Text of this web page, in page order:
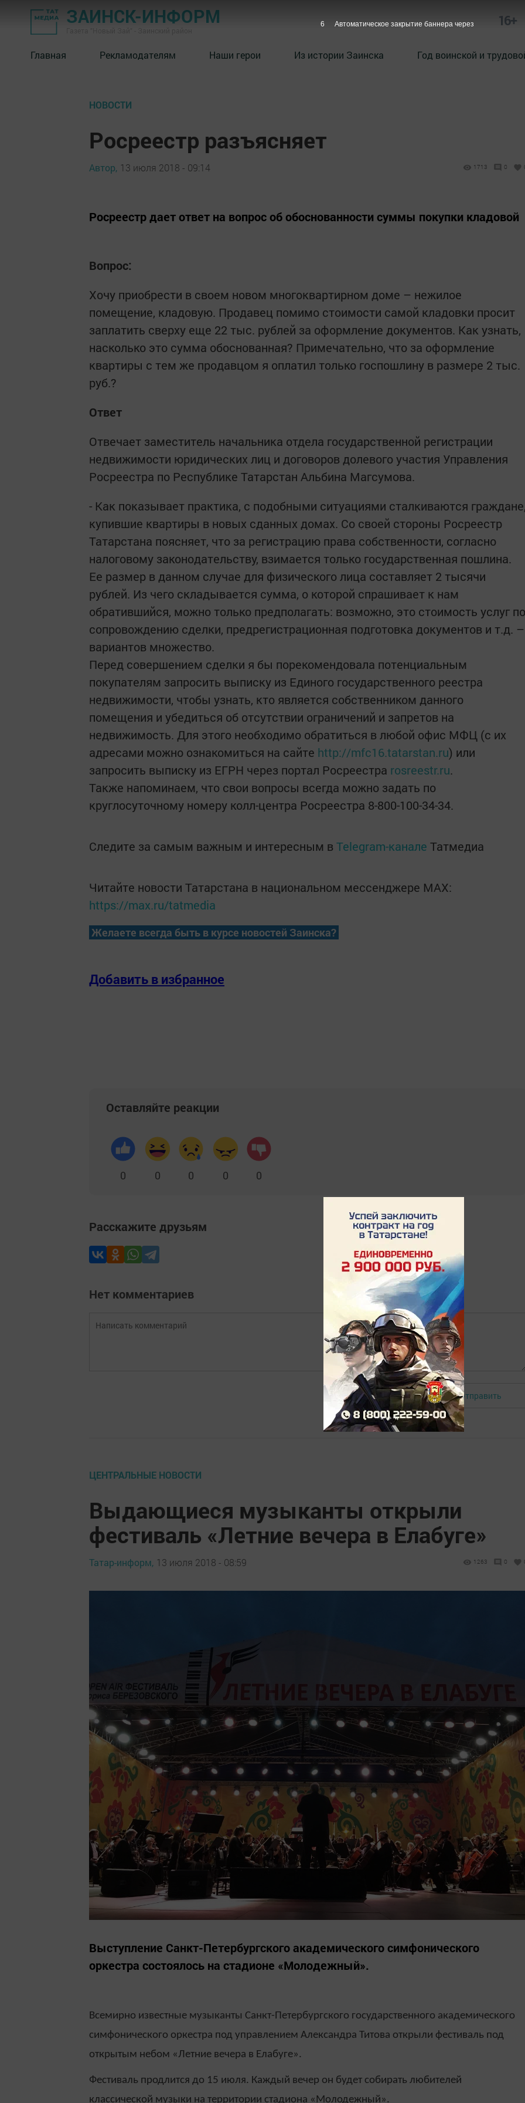
ЗАИНСК-ИНФОРМ 16+
Главная Рекламодателям Наши герои Из истории Заинска Год воинской и
НОВОСТИ
Росреестр разъясняет
Автор, 13 июля 2018 - 09:14 1713 0
Росреестр дает ответ на вопрос об обоснованности суммы покупки кладовой
Вопрос:
Хочу приобрести в своем новом многоквартирном доме – нежилое
помещение, кладовую. Продавец помимо стоимости самой кладовки просит
заплатить сверху еще 22 тыс. рублей за оформление документов. Как узнать,
насколько это сумма обоснованная? Примечательно, что за оформление
квартиры с тем же продавцом я оплатил только госпошлину в размере 2 тыс.
руб.?
Ответ
Отвечает заместитель начальника отдела государственной регистрации
недвижимости юридических лиц и договоров долевого участия Управления
Росреестра по Республике Татарстан Альбина Магсумова.
- Как показывает практика, с подобными ситуациями сталкиваются
купившие квартиры в новых сданных домах. Со своей стороны Росреестр
Татарстана поясняет, что за регистрацию права собственности, согласно
налоговому законодательству, взимается только государственная пошлина.
Ее размер в данном случае для физического лица составляет 2 тысячи
рублей. Из чего складывается сумма, о которой спрашивает к нам
обратившийся, можно только предполагать: возможно, это стоимость услуг по
сопровождению сделки, предрегистрационная подготовка документов и т.д. –
вариантов множество.
Перед совершением сделки я бы порекомендовала потенциальным
покупателям запросить выписку из Единого государственного реестра
недвижимости, чтобы узнать, кто является собственником данного
помещения и убедиться об отсутствии ограничений и запретов на
недвижимость. Для этого необходимо обратиться в любой офис МФЦ (с их
адресами можно ознакомиться на сайте http://mfc16.tatarstan.ru) или
запросить выписку из ЕГРН через портал Росреестра rosreestr.ru.
Также напоминаем, что свои вопросы всегда можно задать по
круглосуточному номеру колл-центра Росреестра 8-800-100-34-34.
Следите за самым важным и интересным в Telegram-канале Татмедиа
Читайте новости Татарстана в национальном мессенджере MАХ:
https://max.ru/tatmedia
Желаете всегда быть в курсе новостей Заинска?
Добавить в избранное
Оставляйте реакции
0 0 0 0 0
Расскажите друзьям
Нет комментариев
Авторизоваться Отправить
ЦЕНТРАЛЬНЫЕ НОВОСТИ
Выдающиеся музыканты открыли
фестиваль «Летние вечера в Елабуге»
Татар-информ, 13 июля 2018 - 08:59 1263 0
Выступление Санкт-Петербургского академического симфонического
оркестра состоялось на стадионе «Молодежный».
Всемирно известные музыканты Санкт-Петербургского государственного академического
симфонического оркестра под управлением Александра Титова открыли фестиваль под
открытым небом «Летние вечера в Елабуге».
Фестиваль продлится до 15 июля. Каждый вечер он будет собирать любителей
классической музыки на территории стадиона «Молодежный».
5 Автоматическое закрытие баннера через